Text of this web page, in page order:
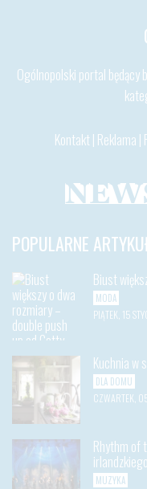
Ogólnopolski portal będący
Kontakt | Reklama |
POPULARNE
Biust
MODA
PIĄTEK, 15
Kuchnia w
DLA DOMU
CZWARTEK,
Rhythm of
MUZYKA